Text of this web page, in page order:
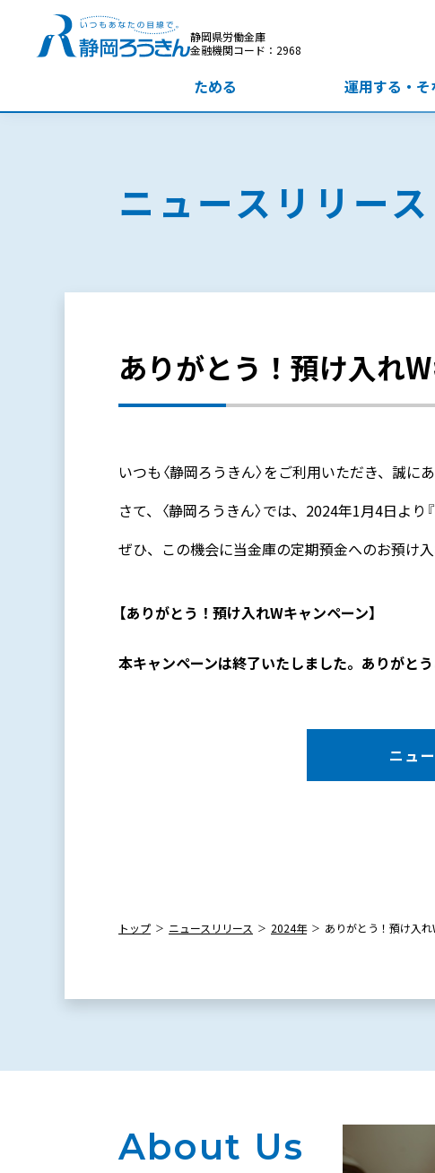
静岡県労働金庫
金融機関コード：2968
ためる 運用する ・ そ
ニュースリリース
ありがとう！預け入れ
いつも〈静岡ろうきん〉をご利用いただき、誠に
さて、〈静岡ろうきん〉では、2024年1月4日より
ぜひ、この機会に当金庫の定期預金へのお預け
【ありがとう！預け入れWキャンペーン】
本キャンペーンは終了いたしました。ありがとう
ニュ
トップ ニュースリリース 2024年 ありがとう！預け入
About Us